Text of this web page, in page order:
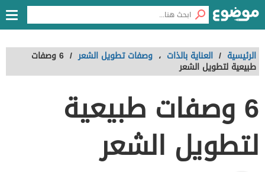
الرئيسية / العناية بالذات ، وصفات تطويل الشعر / 6 وصفات
طبيعية لتطويل الشعر
6 وصفات طبيعية
لتطويل الشعر